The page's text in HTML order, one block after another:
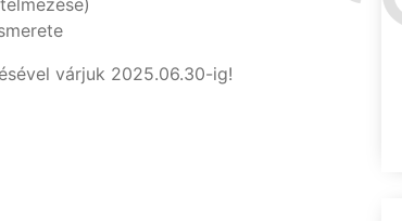
várjuk 2025.06.30-ig!